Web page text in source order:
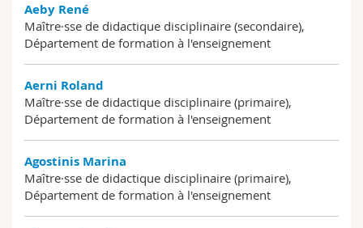
Formation continue
Lettres et sciences humaines
Sciences de l'éducation et de la formation
Sciences et médecine
Interfacultaire
Médias
Chercheurs
Collaborateurs
Doctorants
Plan d'accès
Bibliothèques
Webmail
Programme des cours
Aeby René
Maître·sse de didactique disciplinaire (secondaire),
Département de formation à l'enseignement
Aerni Roland
Maître·sse de didactique disciplinaire (primaire),
Département de formation à l'enseignement
Agostinis Marina
Maître·sse de didactique disciplinaire (primaire),
Département de formation à l'enseignement